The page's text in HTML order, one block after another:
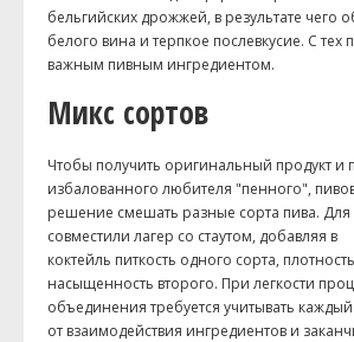
бельгийских дрожжей, в результате чего
белого вина и терпкое послевкусие. С тех
важным пивным ингредиентом.
Микс сортов
Чтобы получить оригинальный продукт и
избалованного любителя "пенного",
решение смешать разные сорта пива. Для
совместили лагер со стаутом, добавляя в
коктейль питкость одного сорта,
насыщенность второго. При легкости
объединения требуется учитывать
от взаимодействия ингредиентов и